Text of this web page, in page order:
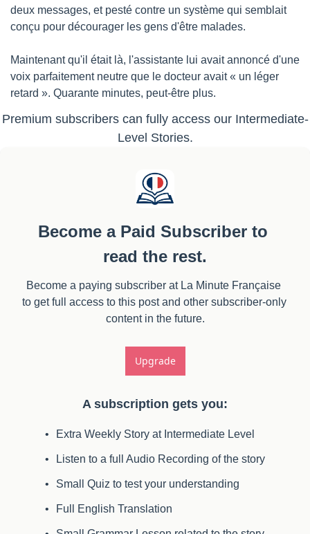
deux messages, et pesté contre un système qui semblait
conçu pour décourager les gens d'être malades.
Maintenant qu'il était là, l'assistante lui avait annoncé d'une
voix parfaitement neutre que le docteur avait « un léger
retard ». Quarante minutes, peut-être plus.
Premium subscribers can fully access our Intermediate-
Level Stories.
Become a Paid Subscriber to
read the rest.
Become a paying subscriber at La Minute Française
to get full access to this post and other subscriber-only
content in the future.
Upgrade
A subscription gets you:
Extra Weekly Story at Intermediate Level
Listen to a full Audio Recording of the story
Small Quiz to test your understanding
Full English Translation